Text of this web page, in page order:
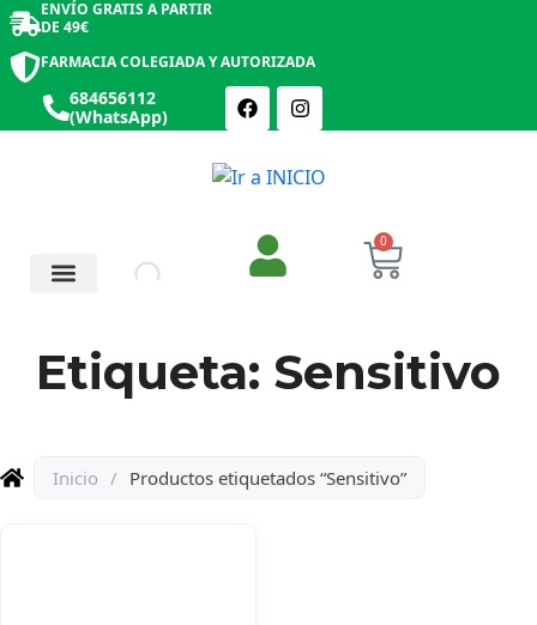
ENVÍO GRATIS A PARTIR
DE 49€
FARMACIA COLEGIADA Y AUTORIZADA
684656112
(WhatsApp)
0
Etiqueta: Sensitivo
Inicio / Productos etiquetados “Sensitivo”